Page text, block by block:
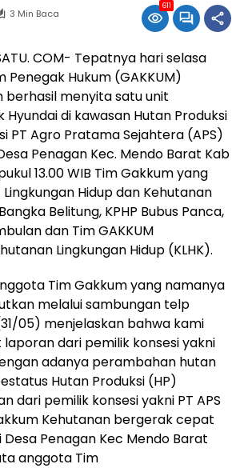
3 Min Baca
611
COM- Tepatnya hari selasa
Penegak Hukum (GAKKUM)
berhasil menyita satu unit
di kawasan Hutan Produksi
PT Agro Pratama Sejahtera (APS)
Penagan Kec. Mendo Barat Kab
13.00 WIB Tim Gakkum yang
Hidup dan Kehutanan
Belitung, KPHP Bubus Panca,
dan Tim GAKKUM
Lingkungan Hidup (KLHK).
Tim Gakkum yang namanya
melalui sambungan telp
05) menjelaskan bahwa kami
dari pemilik konsesi yakni
adanya perambahan hutan
Hutan Produksi (HP)
dari pemilik konsesi yakni PT APS
Kehutanan bergerak cepat
Desa Penagan Kec Mendo Barat
anggota Tim